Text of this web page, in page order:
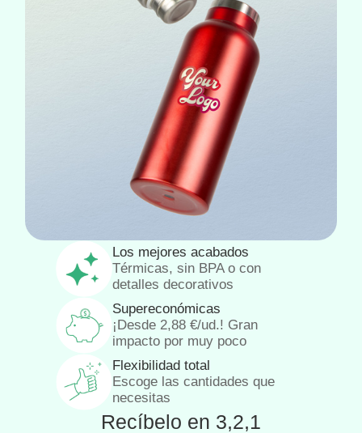
Los mejores acabados
Térmicas, sin BPA o con
detalles decorativos
Supereconómicas
¡Desde 2,88 €/ud.! Gran
impacto por muy poco
Flexibilidad total
Escoge las cantidades que
necesitas
Recíbelo en 3,2,1